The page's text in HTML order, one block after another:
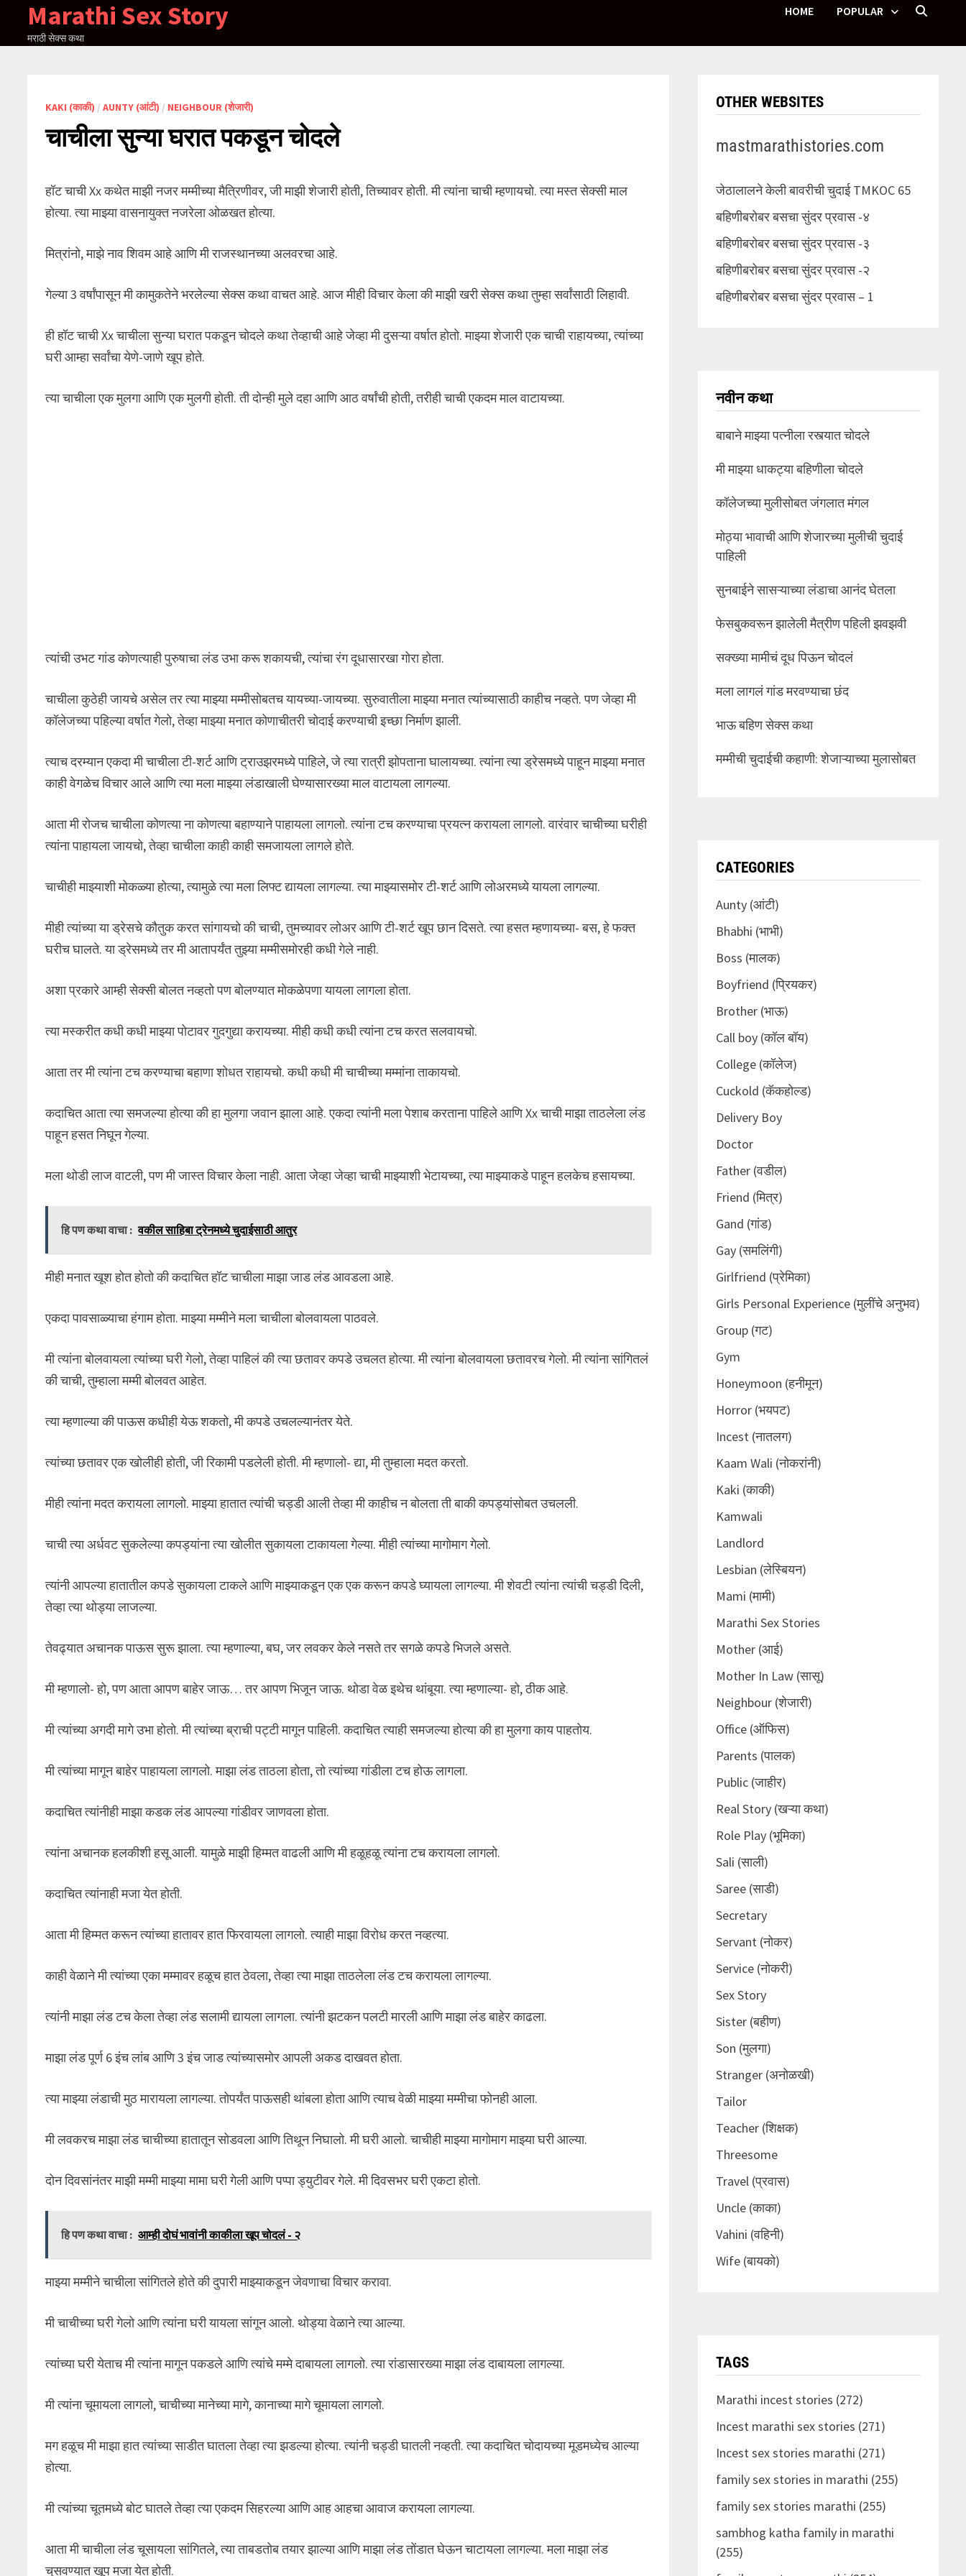
content
Marathi Sex Story
मराठी सेक्स कथा
HOME POPULAR
KAKI (काकी) /AUNTY (आंटी) / NEIGHBOUR (शेजारी)
चाचीला सुन्या घरात पकडून चोदले
हॉट चाची Xx कथेत माझी नजर मम्मीच्या मैत्रिणीवर, जी माझी शेजारी होती, तिच्यावर होती. मी त्यांना चाची म्हणायचो. त्या मस्त सेक्सी माल
होत्या. त्या माझ्या वासनायुक्त नजरेला ओळखत होत्या.
मित्रांनो, माझे नाव शिवम आहे आणि मी राजस्थानच्या अलवरचा आहे.
गेल्या 3 वर्षांपासून मी कामुकतेने भरलेल्या सेक्स कथा वाचत आहे. आज मीही विचार केला की माझी खरी सेक्स कथा तुम्हा सर्वांसाठी लिहावी.
ही हॉट चाची Xx चाचीला सुन्या घरात पकडून चोदले कथा तेव्हाची आहे जेव्हा मी दुसऱ्या वर्षात होतो. माझ्या शेजारी एक चाची राहायच्या, त्यांच्या
घरी आम्हा सर्वांचा येणे-जाणे खूप होते.
त्या चाचीला एक मुलगा आणि एक मुलगी होती. ती दोन्ही मुले दहा आणि आठ वर्षांची होती, तरीही चाची एकदम माल वाटायच्या.
त्यांची उभट गांड कोणत्याही पुरुषाचा लंड उभा करू शकायची, त्यांचा रंग दूधासारखा गोरा होता.
चाचीला कुठेही जायचे असेल तर त्या माझ्या मम्मीसोबतच यायच्या-जायच्या. सुरुवातीला माझ्या मनात त्यांच्यासाठी काहीच नव्हते. पण जेव्हा मी
कॉलेजच्या पहिल्या वर्षात गेलो, तेव्हा माझ्या मनात कोणाचीतरी चोदाई करण्याची इच्छा निर्माण झाली.
त्याच दरम्यान एकदा मी चाचीला टी-शर्ट आणि ट्राउझरमध्ये पाहिले, जे त्या रात्री झोपताना घालायच्या. त्यांना त्या ड्रेसमध्ये पाहून माझ्या मनात
काही वेगळेच विचार आले आणि त्या मला माझ्या लंडाखाली घेण्यासारख्या माल वाटायला लागल्या.
आता मी रोजच चाचीला कोणत्या ना कोणत्या बहाण्याने पाहायला लागलो. त्यांना टच करण्याचा प्रयत्न करायला लागलो. वारंवार चाचीच्या घरीही
त्यांना पाहायला जायचो, तेव्हा चाचीला काही काही समजायला लागले होते.
चाचीही माझ्याशी मोकळ्या होत्या, त्यामुळे त्या मला लिफ्ट द्यायला लागल्या. त्या माझ्यासमोर टी-शर्ट आणि लोअरमध्ये यायला लागल्या.
मीही त्यांच्या या ड्रेसचे कौतुक करत सांगायचो की चाची, तुमच्यावर लोअर आणि टी-शर्ट खूप छान दिसते. त्या हसत म्हणायच्या- बस, हे फक्त
घरीच घालते. या ड्रेसमध्ये तर मी आतापर्यंत तुझ्या मम्मीसमोरही कधी गेले नाही.
अशा प्रकारे आम्ही सेक्सी बोलत नव्हतो पण बोलण्यात मोकळेपणा यायला लागला होता.
त्या मस्करीत कधी कधी माझ्या पोटावर गुदगुद्या करायच्या. मीही कधी कधी त्यांना टच करत सलवायचो.
आता तर मी त्यांना टच करण्याचा बहाणा शोधत राहायचो. कधी कधी मी चाचीच्या मम्मांना ताकायचो.
कदाचित आता त्या समजल्या होत्या की हा मुलगा जवान झाला आहे. एकदा त्यांनी मला पेशाब करताना पाहिले आणि Xx चाची माझा ताठलेला लंड
पाहून हसत निघून गेल्या.
मला थोडी लाज वाटली, पण मी जास्त विचार केला नाही. आता जेव्हा जेव्हा चाची माझ्याशी भेटायच्या, त्या माझ्याकडे पाहून हलकेच हसायच्या.
हि पण कथा वाचा : वकील साहिबा ट्रेनमध्ये चुदाईसाठी आतुर
मीही मनात खूश होत होतो की कदाचित हॉट चाचीला माझा जाड लंड आवडला आहे.
एकदा पावसाळ्याचा हंगाम होता. माझ्या मम्मीने मला चाचीला बोलवायला पाठवले.
मी त्यांना बोलवायला त्यांच्या घरी गेलो, तेव्हा पाहिलं की त्या छतावर कपडे उचलत होत्या. मी त्यांना बोलवायला छतावरच गेलो. मी त्यांना सांगितलं
की चाची, तुम्हाला मम्मी बोलवत आहेत.
त्या म्हणाल्या की पाऊस कधीही येऊ शकतो, मी कपडे उचलल्यानंतर येते.
त्यांच्या छतावर एक खोलीही होती, जी रिकामी पडलेली होती. मी म्हणालो- द्या, मी तुम्हाला मदत करतो.
मीही त्यांना मदत करायला लागलो. माझ्या हातात त्यांची चड्डी आली तेव्हा मी काहीच न बोलता ती बाकी कपड्यांसोबत उचलली.
चाची त्या अर्धवट सुकलेल्या कपड्यांना त्या खोलीत सुकायला टाकायला गेल्या. मीही त्यांच्या मागोमाग गेलो.
त्यांनी आपल्या हातातील कपडे सुकायला टाकले आणि माझ्याकडून एक एक करून कपडे घ्यायला लागल्या. मी शेवटी त्यांना त्यांची चड्डी दिली,
तेव्हा त्या थोड्या लाजल्या.
तेवढ्यात अचानक पाऊस सुरू झाला. त्या म्हणाल्या, बघ, जर लवकर केले नसते तर सगळे कपडे भिजले असते.
मी म्हणालो- हो, पण आता आपण बाहेर जाऊ… तर आपण भिजून जाऊ. थोडा वेळ इथेच थांबूया. त्या म्हणाल्या- हो, ठीक आहे.
मी त्यांच्या अगदी मागे उभा होतो. मी त्यांच्या ब्राची पट्टी मागून पाहिली. कदाचित त्याही समजल्या होत्या की हा मुलगा काय पाहतोय.
मी त्यांच्या मागून बाहेर पाहायला लागलो. माझा लंड ताठला होता, तो त्यांच्या गांडीला टच होऊ लागला.
कदाचित त्यांनीही माझा कडक लंड आपल्या गांडीवर जाणवला होता.
त्यांना अचानक हलकीशी हसू आली. यामुळे माझी हिम्मत वाढली आणि मी हळूहळू त्यांना टच करायला लागलो.
कदाचित त्यांनाही मजा येत होती.
आता मी हिम्मत करून त्यांच्या हातावर हात फिरवायला लागलो. त्याही माझा विरोध करत नव्हत्या.
काही वेळाने मी त्यांच्या एका मम्मावर हळूच हात ठेवला, तेव्हा त्या माझा ताठलेला लंड टच करायला लागल्या.
त्यांनी माझा लंड टच केला तेव्हा लंड सलामी द्यायला लागला. त्यांनी झटकन पलटी मारली आणि माझा लंड बाहेर काढला.
माझा लंड पूर्ण 6 इंच लांब आणि 3 इंच जाड त्यांच्यासमोर आपली अकड दाखवत होता.
त्या माझ्या लंडाची मुठ मारायला लागल्या. तोपर्यंत पाऊसही थांबला होता आणि त्याच वेळी माझ्या मम्मीचा फोनही आला.
मी लवकरच माझा लंड चाचीच्या हातातून सोडवला आणि तिथून निघालो. मी घरी आलो. चाचीही माझ्या मागोमाग माझ्या घरी आल्या.
दोन दिवसांनंतर माझी मम्मी माझ्या मामा घरी गेली आणि पप्पा ड्युटीवर गेले. मी दिवसभर घरी एकटा होतो.
हि पण कथा वाचा : आम्ही दोघं भावांनी काकीला खूप चोदलं - २
माझ्या मम्मीने चाचीला सांगितले होते की दुपारी माझ्याकडून जेवणाचा विचार करावा.
मी चाचीच्या घरी गेलो आणि त्यांना घरी यायला सांगून आलो. थोड्या वेळाने त्या आल्या.
त्यांच्या घरी येताच मी त्यांना मागून पकडले आणि त्यांचे मम्मे दाबायला लागलो. त्या रांडासारख्या माझा लंड दाबायला लागल्या.
मी त्यांना चूमायला लागलो, चाचीच्या मानेच्या मागे, कानाच्या मागे चूमायला लागलो.
मग हळूच मी माझा हात त्यांच्या साडीत घातला तेव्हा त्या झडल्या होत्या. त्यांनी चड्डी घातली नव्हती. त्या कदाचित चोदायच्या मूडमध्येच आल्या
होत्या.
मी त्यांच्या चूतमध्ये बोट घातले तेव्हा त्या एकदम सिहरल्या आणि आह आहचा आवाज करायला लागल्या.
आता मी चाचीला लंड चूसायला सांगितले, त्या ताबडतोब तयार झाल्या आणि माझा लंड तोंडात घेऊन चाटायला लागल्या. मला माझा लंड
चुसवण्यात खूप मजा येत होती.
OTHER WEBSITES
mastmarathistories.com
जेठालालने केली बावरीची चुदाई TMKOC 65
बहिणीबरोबर बसचा सुंदर प्रवास -४
बहिणीबरोबर बसचा सुंदर प्रवास -३
बहिणीबरोबर बसचा सुंदर प्रवास -२
बहिणीबरोबर बसचा सुंदर प्रवास – 1
नवीन कथा
बाबाने माझ्या पत्नीला रस्त्यात चोदले
मी माझ्या धाकट्या बहिणीला चोदले
कॉलेजच्या मुलीसोबत जंगलात मंगल
मोठ्या भावाची आणि शेजारच्या मुलीची चुदाई
पाहिली
सुनबाईने सासऱ्याच्या लंडाचा आनंद घेतला
फेसबुकवरून झालेली मैत्रीण पहिली झवझवी
सक्ख्या मामीचं दूध पिऊन चोदलं
मला लागलं गांड मरवण्याचा छंद
भाऊ बहिण सेक्स कथा
मम्मीची चुदाईची कहाणी: शेजाऱ्याच्या मुलासोबत
CATEGORIES
Aunty (आंटी)
Bhabhi (भाभी)
Boss (मालक)
Boyfriend (प्रियकर)
Brother (भाऊ)
Call boy (कॉल बॉय)
College (कॉलेज)
Cuckold (कॅकहोल्ड)
Delivery Boy
Doctor
Father (वडील)
Friend (मित्र)
Gand (गांड)
Gay (समलिंगी)
Girlfriend (प्रेमिका)
Girls Personal Experience (मुलींचे अनुभव)
Group (गट)
Gym
Honeymoon (हनीमून)
Horror (भयपट)
Incest (नातलग)
Kaam Wali (नोकरांनी)
Kaki (काकी)
Kamwali
Landlord
Lesbian (लेस्बियन)
Mami (मामी)
Marathi Sex Stories
Mother (आई)
Mother In Law (सासू)
Neighbour (शेजारी)
Office (ऑफिस)
Parents (पालक)
Public (जाहीर)
Real Story (खऱ्या कथा)
Role Play (भूमिका)
Sali (साली)
Saree (साडी)
Secretary
Servant (नोकर)
Service (नोकरी)
Sex Story
Sister (बहीण)
Son (मुलगा)
Stranger (अनोळखी)
Tailor
Teacher (शिक्षक)
Threesome
Travel (प्रवास)
Uncle (काका)
Vahini (वहिनी)
Wife (बायको)
TAGS
Marathi incest stories (272)
Incest marathi sex stories (271)
Incest sex stories marathi (271)
family sex stories in marathi (255)
family sex stories marathi (255)
sambhog katha family in marathi
(255)